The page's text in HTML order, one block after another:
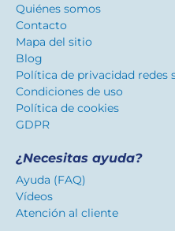
Quiénes somos
Contacto
Mapa del sitio
Blog
Política de privacidad redes
Condiciones de uso
Política de cookies
GDPR
¿Necesitas ayuda?
Ayuda (FAQ)
Vídeos
Atención al cliente